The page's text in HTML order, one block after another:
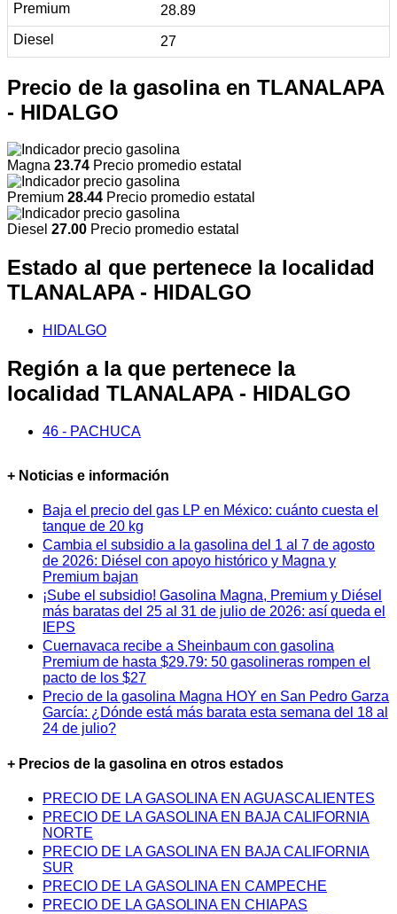
28.89
27
Precio de la gasolina en TLANALAPA
- HIDALGO
Magna 23.74 Precio promedio estatal
Premium 28.44 Precio promedio estatal
Diesel 27.00 Precio promedio estatal
Estado al que pertenece la localidad
TLANALAPA - HIDALGO
HIDALGO
Región a la que pertenece la
localidad TLANALAPA - HIDALGO
46 - PACHUCA
+ Noticias e información
Baja el precio del gas LP en México: cuánto cuesta el
tanque de 20 kg
Cambia el subsidio a la gasolina del 1 al 7 de agosto
de 2026: Diésel con apoyo histórico y Magna y
Premium bajan
¡Sube el subsidio! Gasolina Magna, Premium y Diésel
más baratas del 25 al 31 de julio de 2026: así queda el
IEPS
Cuernavaca recibe a Sheinbaum con gasolina
Premium de hasta $29.79: 50 gasolineras rompen el
pacto de los $27
Precio de la gasolina Magna HOY en San Pedro Garza
García: ¿Dónde está más barata esta semana del 18 al
24 de julio?
+ Precios de la gasolina en otros estados
PRECIO DE LA GASOLINA EN AGUASCALIENTES
PRECIO DE LA GASOLINA EN BAJA CALIFORNIA
NORTE
PRECIO DE LA GASOLINA EN BAJA CALIFORNIA
SUR
PRECIO DE LA GASOLINA EN CAMPECHE
PRECIO DE LA GASOLINA EN CHIAPAS